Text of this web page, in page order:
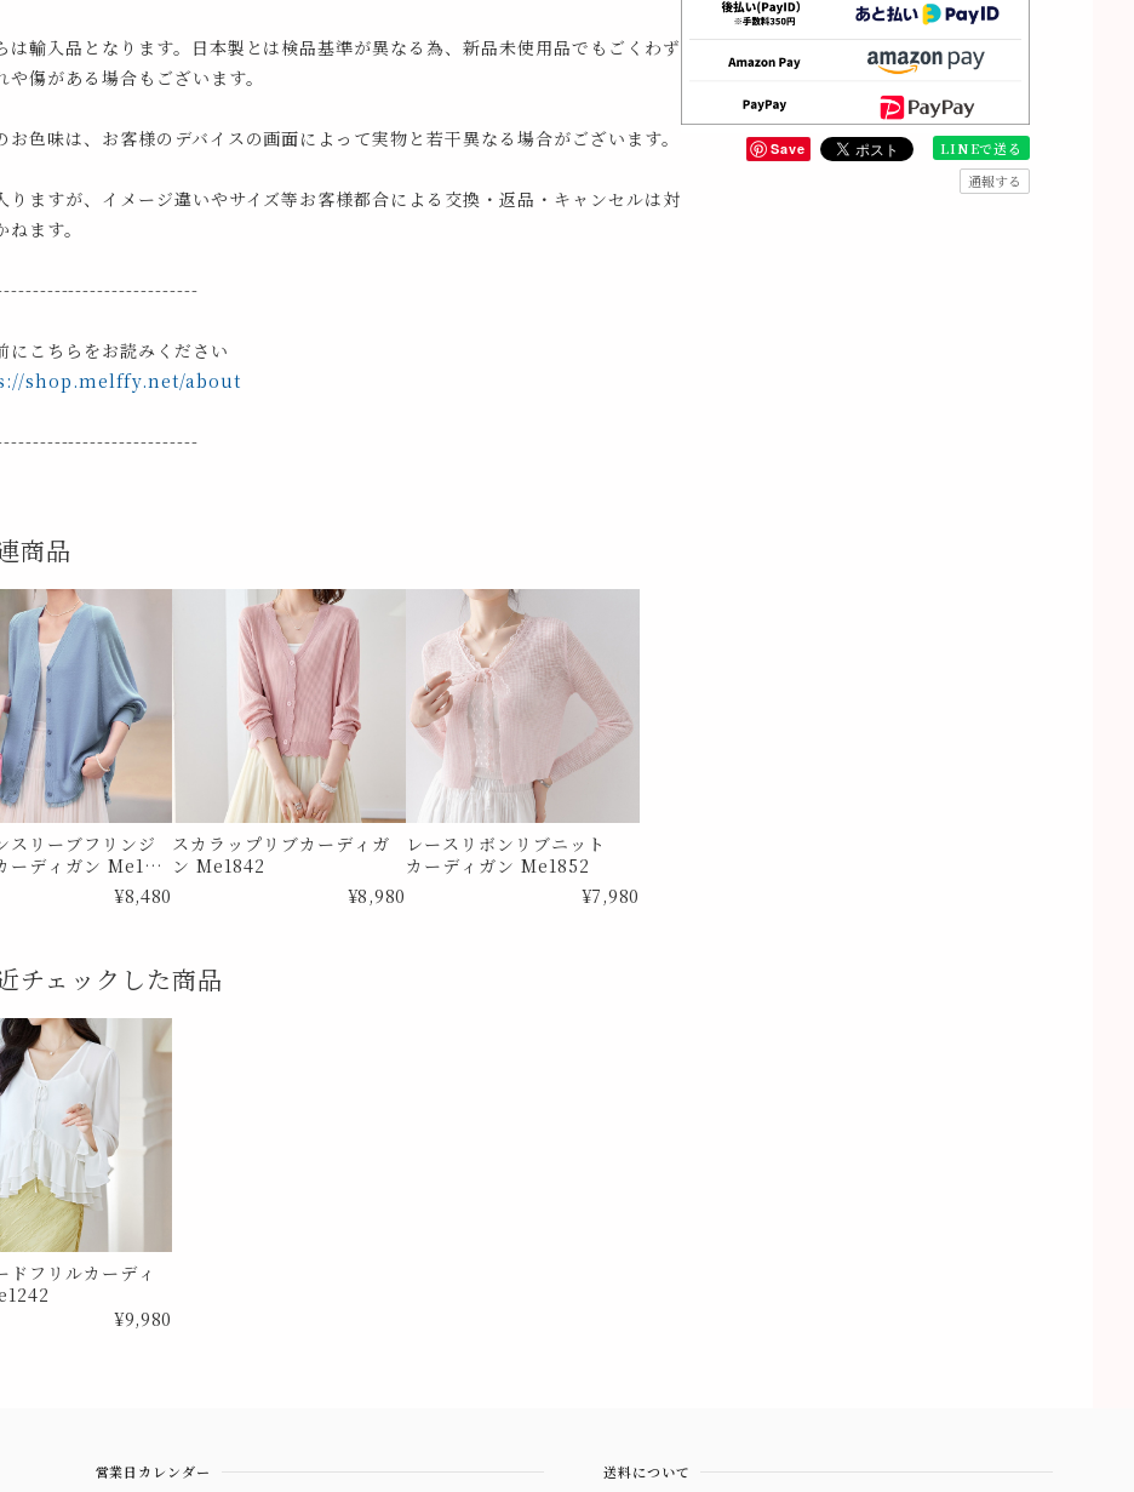
は輸入品となります。日本製とは検品基準が異なる為、新品未使用品でもごくわず
や傷がある場合もございます。
お色味は、お客様のデバイスの画面によって実物と若干異なる場合がございます。
りますが、イメージ違いやサイズ等お客様都合による交換・返品・キャンセルは対
ます。
にこちらをお読みください
shop.melffy.net/about
Save
LINEで送る
通報する
商品
スリーブフリンジ
ーディガン Me182
¥8,480
スカラップリブカーディガ
ン Me1842
¥8,980
レースリボンリブニット
カーディガン Me1852
¥7,980
チェックした商品
ドフリルカーディ
¥9,980
営業日カレンダー 送料について